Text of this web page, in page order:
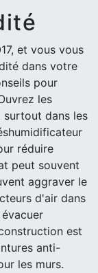
et vous vous
dans votre
pour
les
surtout dans les
réduire
peut souvent
aggraver le
d'air dans
est
anti-
les murs.